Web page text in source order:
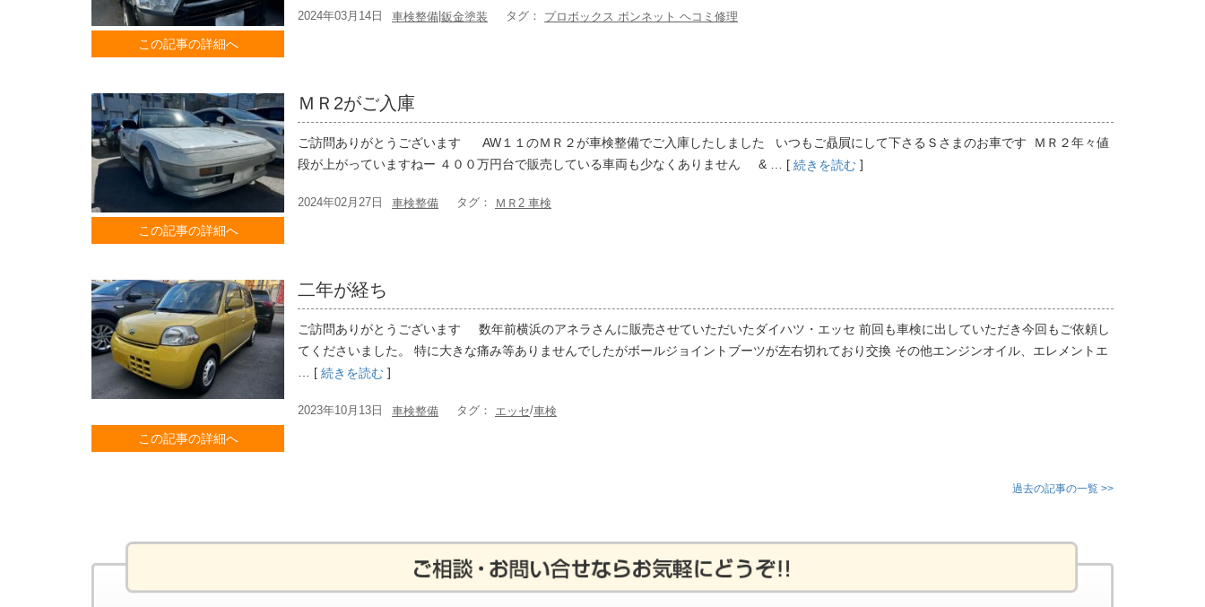
2024年03月14日 車検整備 鈑金塗装 タグ： プロボックス ボンネット ヘコミ修理
この記事の詳細へ
ＭＲ2がご入庫
ご訪問ありがとうございます AW１１のＭＲ２が車検整備でご入庫したしました いつもご贔屓にして下さるＳさまのお車です ＭＲ２年々値
段が上がっていますねー ４００万円台で販売している車両も少なくありません & … [ 続きを読む ]
2024年02月27日 車検整備 タグ： ＭＲ2 車検
この記事の詳細へ
二年が経ち
ご訪問ありがとうございます 数年前横浜のアネラさんに販売させていただいたダイハツ・エッセ 前回も車検に出していただき今回もご依頼し
てくださいました。 特に大きな痛み等ありませんでしたがボールジョイントブーツが左右切れており交換 その他エンジンオイル、エレメントエ
… [ 続きを読む ]
2023年10月13日 車検整備 タグ： エッセ/車検
この記事の詳細へ
過去の記事の一覧 >>